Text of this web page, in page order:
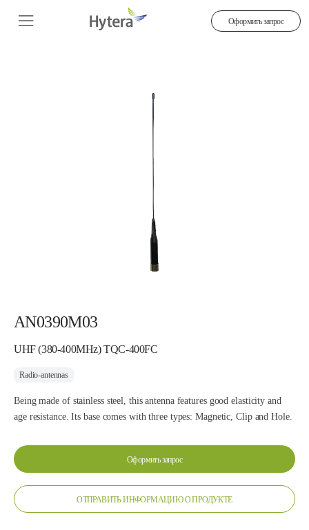
Оформить запрос
AN0390M03
UHF (380-400MHz) TQC-400FC
Radio-antennas
Being made of stainless steel, this antenna features good elasticity and
age resistance. Its base comes with three types: Magnetic, Clip and Hole.
Оформить запрос
ОТПРАВИТЬ ИНФОРМАЦИЮ О ПРОДУКТЕ